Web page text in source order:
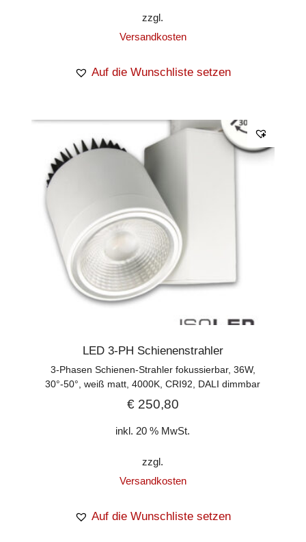
zzgl.
Versandkosten
Auf die Wunschliste setzen
LED 3-PH Schienenstrahler
3-Phasen Schienen-Strahler fokussierbar, 36W,
30°-50°, weiß matt, 4000K, CRI92, DALI dimmbar
€250,80
inkl. 20 % MwSt.
zzgl.
Versandkosten
Auf die Wunschliste setzen